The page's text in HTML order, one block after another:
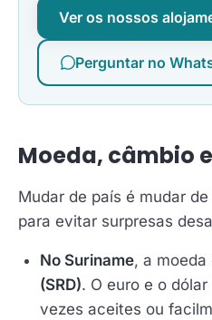
Ver os nossos
Perguntar no
Moeda, câmbio
Mudar de país é mudar
para evitar surpresas
No Suriname, a moeda
(SRD). O euro e o
vezes aceites ou